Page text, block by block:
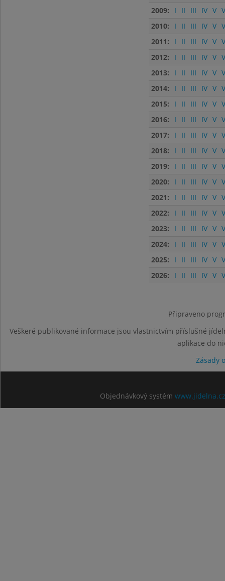
2009:
I II III IV V
2010:
I II III IV V
2011:
I II III IV V
2012:
I II III IV V
2013:
I II III IV V
2014:
I II III IV V
2015:
I II III IV V
2016:
I II III IV V
2017:
I II III IV V
2018:
I II III IV V
2019:
I II III IV V
2020:
I II III IV V
2021:
I II III IV V
2022:
I II III IV V
2023:
I II III IV V
2024:
I II III IV V
2025:
I II III IV V
2026:
I II III IV V
Připraveno
Veškeré publikované informace jsou vlastnictvím příslušné
aplikace do
Zásady
Objednávkový systém www.jidelna.cz